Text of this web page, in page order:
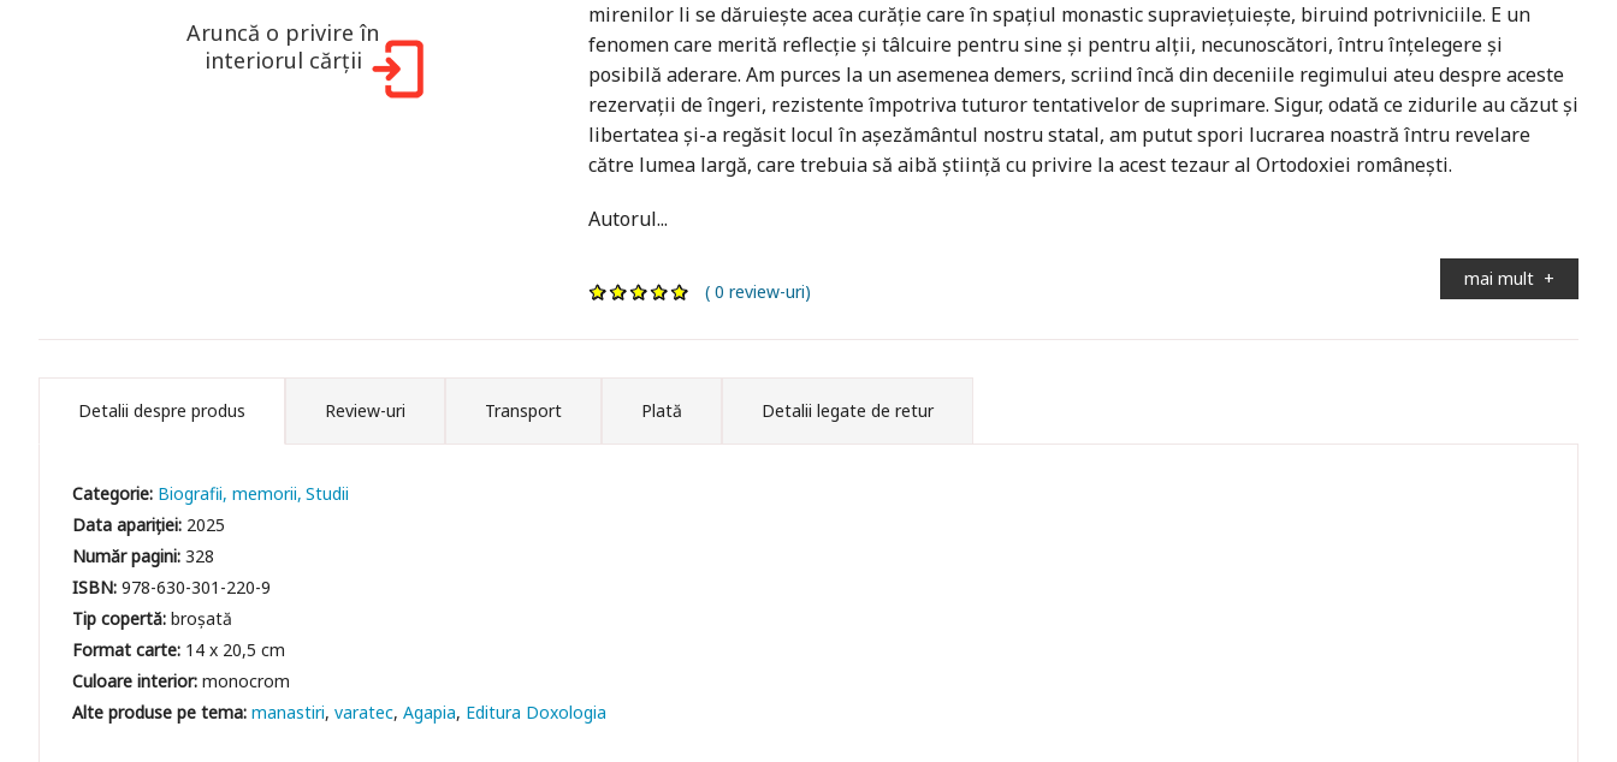
Aruncă o privire în
interiorul cărții
mirenilor li se dăruiește acea curăție care în spațiul monastic supraviețuiește, biruind potrivniciile. E un
fenomen care merită reflecție și tâlcuire pentru sine și pentru alții, necunoscători, întru înțelegere și
posibilă aderare. Am purces la un asemenea demers, scriind încă din deceniile regimului ateu despre aceste
rezervații de îngeri, rezistente împotriva tuturor tentativelor de suprimare. Sigur, odată ce zidurile au căzut și
libertatea și-a regăsit locul în așezământul nostru statal, am putut spori lucrarea noastră întru revelare
către lumea largă, care trebuia să aibă știință cu privire la acest tezaur al Ortodoxiei românești.
Autorul...
mai mult +
( 0 review-uri)
Detalii despre produs Review-uri Transport Plată Detalii legate de retur
Categorie: Biografii, memorii Studii
Data apariției: 2025
Număr pagini:328
ISBN:978-630-301-220-9
Tip copertă:broșată
Format carte: 14 x 20,5 cm
Culoare interior:monocrom
manastiri varatec Agapia Editura Doxologia